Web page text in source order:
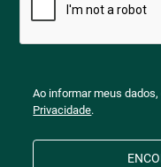
Ao informar meus
Privacidade.